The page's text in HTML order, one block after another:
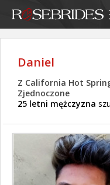
Daniel
Z California Hot
Zjednoczone
25 letni mężczyzna